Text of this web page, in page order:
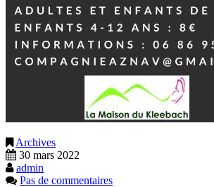
Archives
30 mars 2022
admin
Pas de commentaires